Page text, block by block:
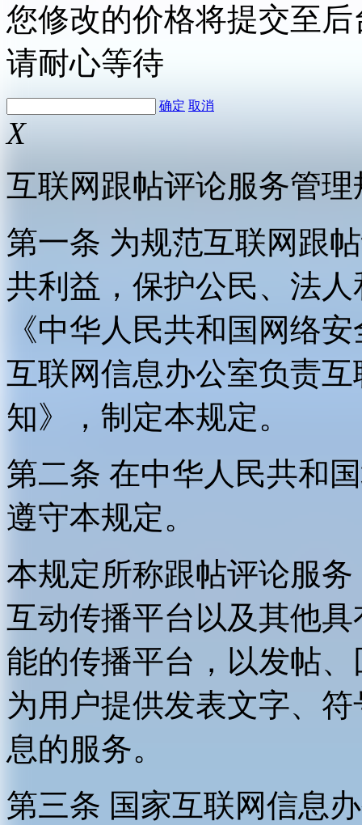
您修改的价格将提交至
请耐心等待
确定 取消
X
互联网跟帖评论服务管理
第一条 为规范互联网跟
共利益，保护公民、法
《中华人民共和国网络
互联网信息办公室负责
知》，制定本规定。
第二条 在中华人民共和
遵守本规定。
本规定所称跟帖评论服
互动传播平台以及其他
能的传播平台，以发帖
为用户提供发表文字、
息的服务。
第三条 国家互联网信息